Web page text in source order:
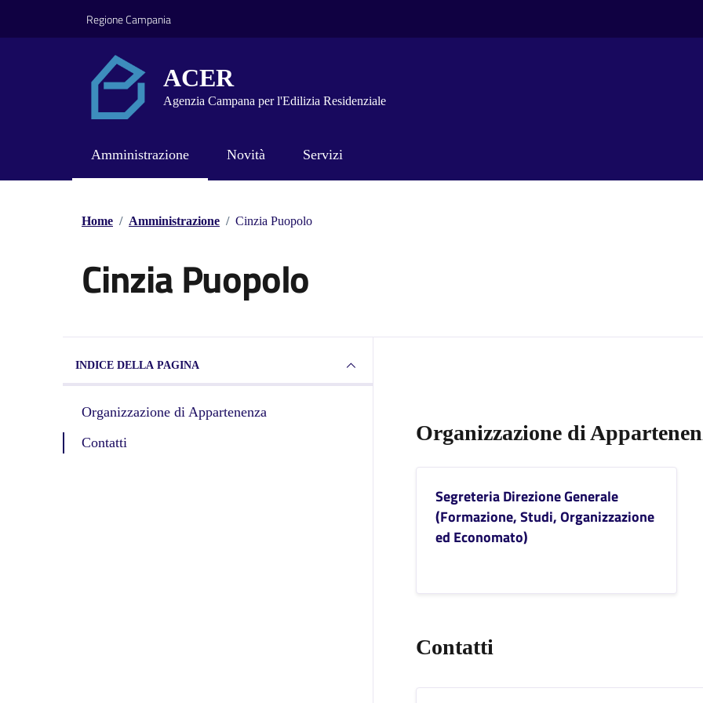
Regione Campania
ACER
Agenzia Campana per l'Edilizia Residenziale
Amministrazione Novità Servizi
Home / Amministrazione / Cinzia Puopolo
Cinzia Puopolo
INDICE DELLA PAGINA
Organizzazione di Appartenenza
Contatti
Organizzazione di
Segreteria Direzione Generale
(Formazione, Studi, Organizzazione
ed Economato)
Contatti